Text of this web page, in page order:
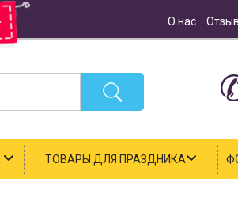
О нас
ТОВАРЫ ДЛЯ ПРАЗДНИКА